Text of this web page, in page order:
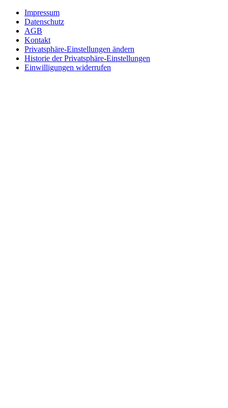
Impressum
Datenschutz
AGB
Kontakt
Privatsphäre-Einstellungen ändern
Historie der Privatsphäre-Einstellungen
Einwilligungen widerrufen